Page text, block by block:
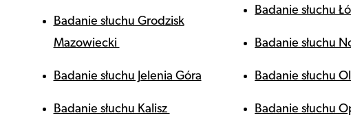
Badanie słuchu Grodzisk
Mazowiecki
Badanie słuchu Jelenia Góra
Badanie słuchu Kalisz
Badanie słuchu
Badanie słuchu
Badanie słuchu
Badanie słuchu